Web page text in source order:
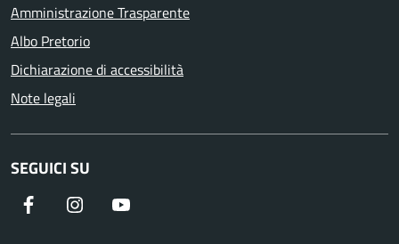
Amministrazione Trasparente
Albo Pretorio
Dichiarazione di accessibilità
Note legali
SEGUICI SU